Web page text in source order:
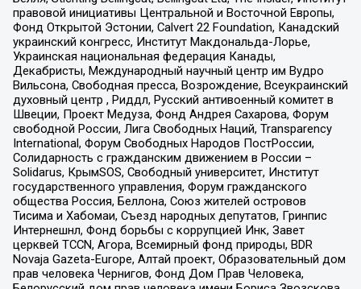
правовой инициативы Центральной и Восточной Европы,
Фонд Открытой Эстонии, Calvert 22 Foundation, Канадский
украинский конгресс, Институт Макдональда-Лорье,
Украинская национальная федерация Канады,
Декабристы, Международный научный центр им Вудро
Вильсона, Свободная пресса, Возрождение, Всеукраинский
духовный центр , Риддл, Русский антивоенный комитет в
Швеции, Проект Медуза, Фонд Андрея Сахарова, Форум
свободной России, Лига Свободных Наций, Transparеncy
International, Форум Свободных Народов ПостРоссии,
Солидарность с гражданским движением в России –
Solidarus, КрымSOS, Свободный университет, Институт
государственного управления, Форум гражданского
общества Россия, Беллона, Союз жителей островов
Тисима и Хабомаи, Съезд народных депутатов, Гринпис
Интернешнл, Фонд борьбы с коррупцией Инк, Завет
церквей TCCN, Агора, Всемирный фонд природы, BDR
Novaja Gazeta-Europe, Алтай проект, Образовательный дом
прав человека Чернигов, Фонд Дом Прав Человека,